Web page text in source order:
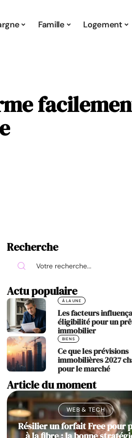
Famille Logement
Recherche
Actu populaire
À LA UNE
Les facteurs
éligibilité pour un
immobilier
BIENS
Ce que les prévisions
immobilières 2027
pour le marché
Article du moment
WEB & TECH
Résilier un forfait Free pour